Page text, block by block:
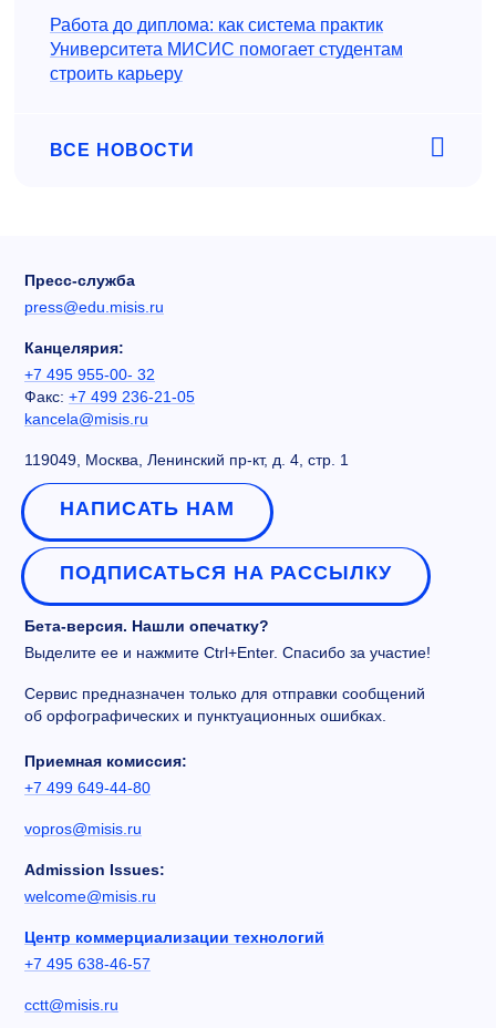
Работа до диплома: как система практик
Университета МИСИС помогает студентам
строить карьеру
ВСЕ НОВОСТИ
Пресс-служба
press@edu.misis.ru
Канцелярия:
+7 495 955-00- 32
Факс: +7 499 236-21-05
kancela@misis.ru
119049, Москва, Ленинский пр-кт, д. 4, стр. 1
НАПИСАТЬ НАМ
ПОДПИСАТЬСЯ НА РАССЫЛКУ
Бета-версия. Нашли опечатку?
Выделите ее и нажмите Ctrl+Enter. Спасибо за участие!
Сервис предназначен только для отправки сообщений
об орфографических и пунктуационных ошибках.
Приемная комиссия:
+7 499 649-44-80
vopros@misis.ru
Admission Issues:
welcome@misis.ru
Центр коммерциализации технологий
+7 495 638-46-57
cctt@misis.ru